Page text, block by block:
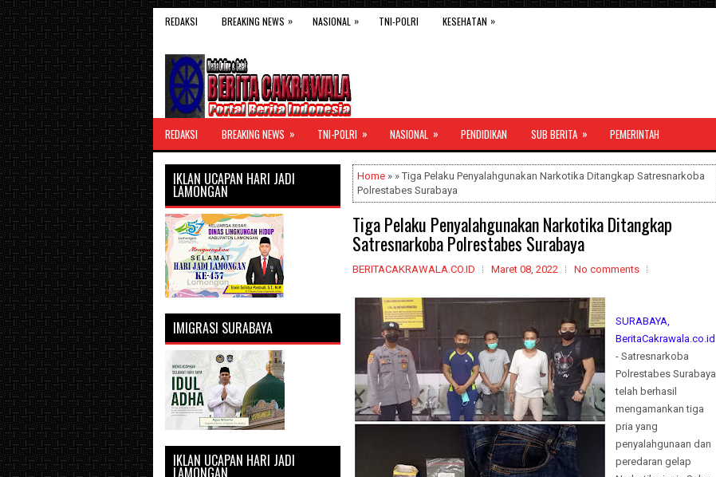
REDAKSI BREAKING NEWS » NASIONAL » TNI-POLRI KESEHATAN »
REDAKSI BREAKING NEWS » TNI-POLRI » NASIONAL » PENDIDIKAN SUB BERITA » PEMERINTAH
Home » » Tiga Pelaku Penyalahgunakan Narkotika Ditangkap Satresnarkoba
Polrestabes Surabaya
Tiga Pelaku Penyalahgunakan Narkotika Ditangkap
Satresnarkoba Polrestabes Surabaya
BERITACAKRAWALA.CO.ID Maret 08, 2022 No comments
SURABAYA,
BeritaCakrawala.co.id
- Satresnarkoba
Polrestabes Surabaya
telah berhasil
mengamankan tiga
pria yang
penyalahgunaan dan
peredaran gelap
IKLAN UCAPAN HARI JADI
LAMONGAN
IMIGRASI SURABAYA
IKLAN UCAPAN HARI JADI
LAMONGAN